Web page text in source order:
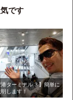
です
ターミナル３】簡単に
します！